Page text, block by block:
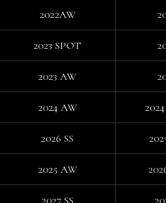
2022AW
2023 SPOT
2023 AW
2024 AW
2026 SS
2025 AW
2027 SS